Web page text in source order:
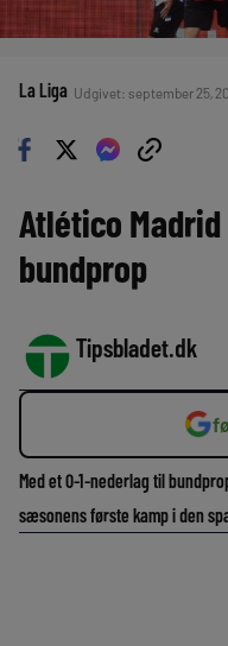
La Liga Udgivet: september 25,
Atlético
bundprop
Tipsbladet.dk
Med et 0-1-nederlag til
sæsonens første kamp i den